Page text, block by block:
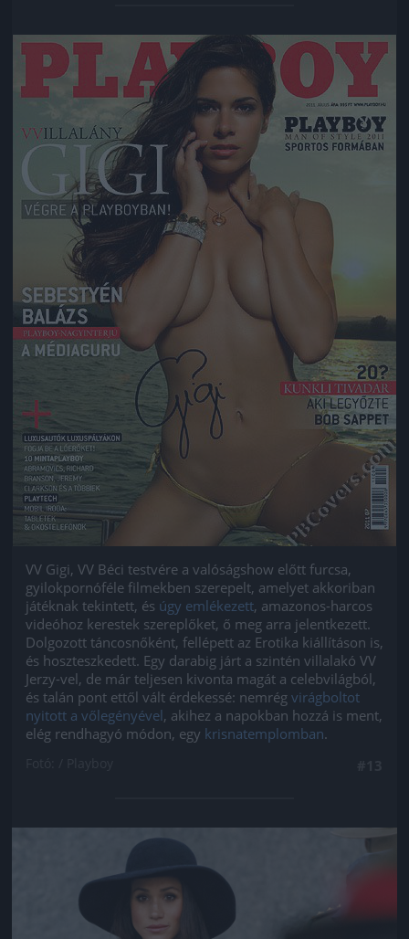
Jön még kép!
VV Gigi, VV Béci testvére a valóságshow előtt furcsa,
gyilokpornóféle filmekben szerepelt, amelyet akkoriban
játéknak tekintett, és úgy emlékezett, amazonos-harcos
videóhoz kerestek szereplőket, ő meg arra jelentkezett.
Dolgozott táncosnőként, fellépett az Erotika kiállításon is,
és hoszteszkedett. Egy darabig járt a szintén villalakó VV
Jerzy-vel, de már teljesen kivonta magát a celebvilágból,
és talán pont ettől vált érdekessé: nemrég virágboltot
nyitott a vőlegényével, akihez a napokban hozzá is ment,
elég rendhagyó módon, egy krisnatemplomban.
Jön még kép!